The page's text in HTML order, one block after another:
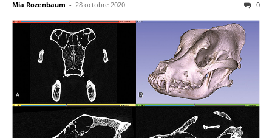
Mia Rozenbaum - 28 octobre 2020 0